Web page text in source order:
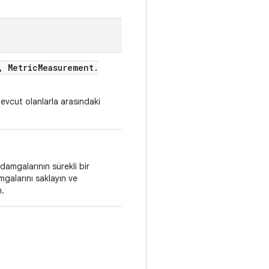
MetricMeasurement.
olanlarla arasındaki
sürekli bir
saklayın ve